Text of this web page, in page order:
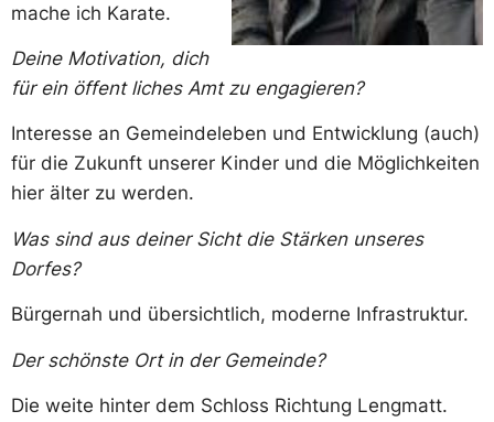
mache ich Karate.
Deine Motivation, dich
für ein öffent liches Amt zu engagieren?
Interesse an Gemeindeleben und Entwicklung (auch)
für die Zukunft unserer Kinder und die Möglichkeiten
hier älter zu werden.
Was sind aus deiner Sicht die Stärken unseres
Dorfes?
Bürgernah und übersichtlich, moderne Infrastruktur.
Der schönste Ort in der Gemeinde?
Die weite hinter dem Schloss Richtung Lengmatt.